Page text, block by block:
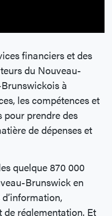
financiers et des
du Nouveau-
à
les compétences et
pour prendre des
de dépenses et
quelque 870 000
Brunswick en
de réglementation. Et